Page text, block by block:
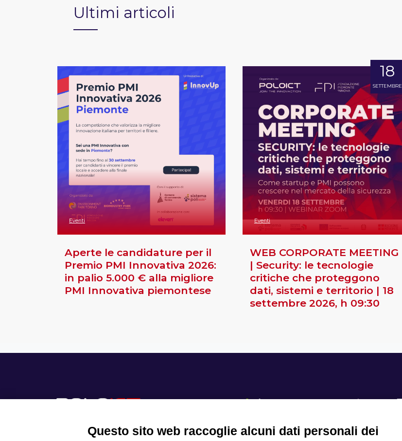
Ultimi articoli
Eventi
Aperte le candidature per il
Premio PMI Innovativa 2026:
in palio 5.000 € alla migliore
PMI Innovativa piemontese
18
SETTEMBRE
Eventi
WEB CORPORATE MEETING
| Security: le tecnologie
critiche che proteggono
dati, sistemi e territorio | 18
settembre 2026, h 09:30
Questo sito web raccoglie alcuni dati personali dei